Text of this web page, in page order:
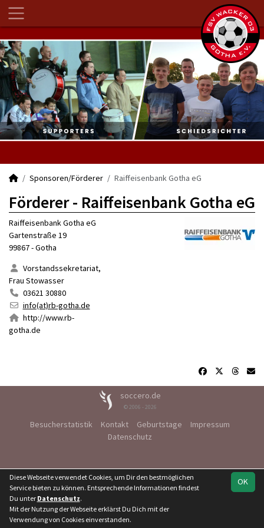
Sponsoren/Förderer Raiffeisenbank Gotha eG
Förderer - Raiffeisenbank Gotha eG
Raiffeisenbank Gotha eG
Gartenstraße 19
99867 - Gotha
Vorstandssekretariat,
Frau Stowasser
03621 30880
info(at)rb-gotha.de
http://www.rb-
gotha.de
soccero.de
© 2006 - 2026
Besucherstatistik Kontakt Geburtstage
Impressum
Datenschutz
OK
Diese Webseite verwendet Cookies, um Dir den bestmöglichen
Service bieten zu können. Entsprechende Informationen findest
Du unter Datenschutz.
Mit der Nutzung der Webseite erklärst Du Dich mit der
Verwendung von Cookies einverstanden.